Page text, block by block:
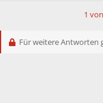
1
Für weitere Antworten